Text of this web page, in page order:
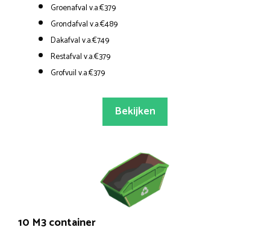
Groenafval v.a.€379
Grondafval v.a.€489
Dakafval v.a.€749
Restafval v.a.€379
Grofvuil v.a.€379
Bekijken
10 M3 container